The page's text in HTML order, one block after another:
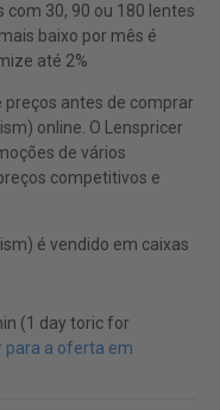
com 30, 90 ou 180 lentes
baixo por mês é
até 2%
antes de comprar
online. O Lenspricer
de vários
competitivos e
é vendido em caixas
(1 day toric for
para a oferta em